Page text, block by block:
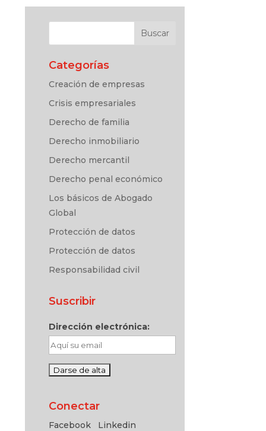
Categorías
Creación de empresas
Crisis empresariales
Derecho de familia
Derecho inmobiliario
Derecho mercantil
Derecho penal económico
Los básicos de Abogado
Global
Protección de datos
Protección de datos
Responsabilidad civil
Suscribir
Dirección electrónica:
Conectar
Facebook
Linkedin